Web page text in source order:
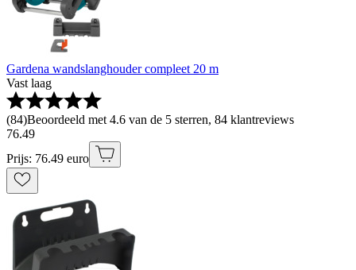
Gardena wandslanghouder compleet 20 m
Vast laag
(84)Beoordeeld met 4.6 van de 5 sterren, 84 klantreviews
76.49
Prijs: 76.49 euro